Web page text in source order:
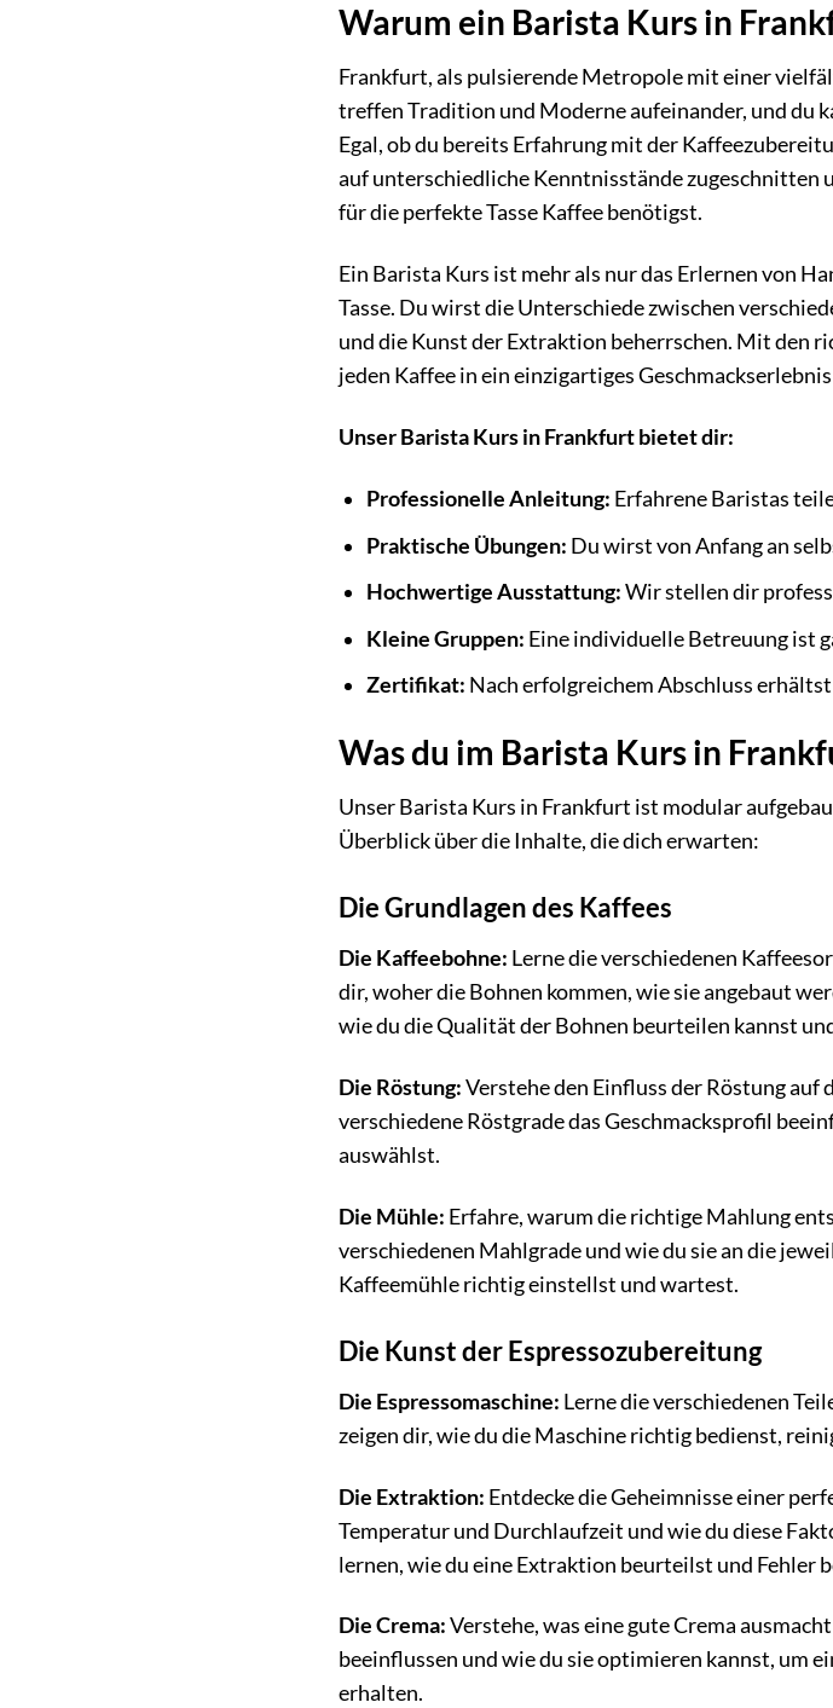
Warum ein Barista Kurs in
Frankfurt, als pulsierende Metropole mit einer
treffen Tradition und Moderne aufeinander, und du
Egal, ob du bereits Erfahrung mit der
auf unterschiedliche Kenntnisstände zugeschnitten
für die perfekte Tasse Kaffee benötigst.
Ein Barista Kurs ist mehr als nur das Erlernen von
Tasse. Du wirst die Unterschiede zwischen
und die Kunst der Extraktion beherrschen. Mit den
jeden Kaffee in ein einzigartiges
Unser Barista Kurs in Frankfurt bietet dir:
Professionelle Anleitung: Erfahrene Baristas
Praktische Übungen: Du wirst von Anfang an
Hochwertige Ausstattung:Wir stellen dir
Kleine Gruppen: Eine individuelle Betreuung ist
Zertifikat: Nach erfolgreichem Abschluss
Was du im Barista Kurs in
Unser Barista Kurs in Frankfurt ist modular
Überblick über die Inhalte, die dich erwarten:
Die Grundlagen des Kaffees
Die Kaffeebohne: Lerne die verschiedenen
dir, woher die Bohnen kommen, wie sie angebaut
wie du die Qualität der Bohnen beurteilen kannst
Die Röstung:Verstehe den Einfluss der Röstung auf
verschiedene Röstgrade das Geschmacksprofil
auswählst.
Die Mühle: Erfahre, warum die richtige Mahlung
verschiedenen Mahlgrade und wie du sie an die
Kaffeemühle richtig einstellst und wartest.
Die Kunst der Espressozubereitung
Die Espressomaschine: Lerne die verschiedenen
zeigen dir, wie du die Maschine richtig bedienst,
Die Extraktion: Entdecke die Geheimnisse einer
Temperatur und Durchlaufzeit und wie du diese
lernen, wie du eine Extraktion beurteilst und Fehler
Die Crema:Verstehe, was eine gute Crema
beeinflussen und wie du sie optimieren kannst, um
erhalten.